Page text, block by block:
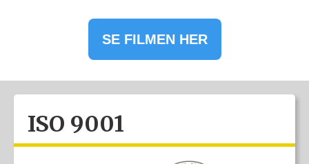
SE FILMEN HER
ISO 9001